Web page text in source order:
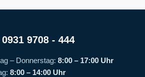
0931 9708 - 444
– Donnerstag: 8:00 – 17:00 Uhr
8:00 – 14:00 Uhr